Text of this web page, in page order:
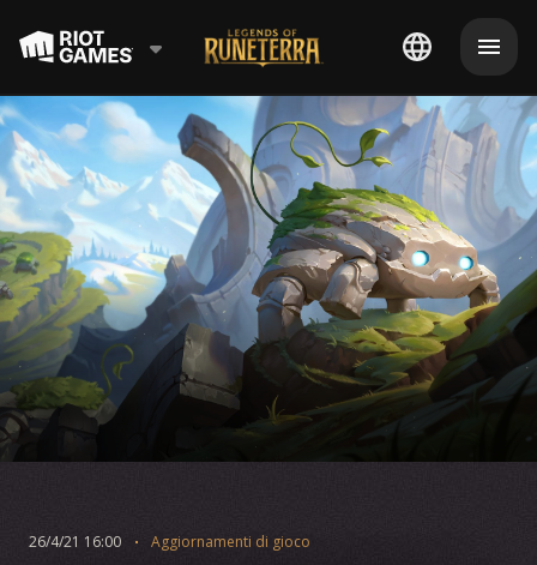
26/4/21 16:00 Aggiornamenti di gioco